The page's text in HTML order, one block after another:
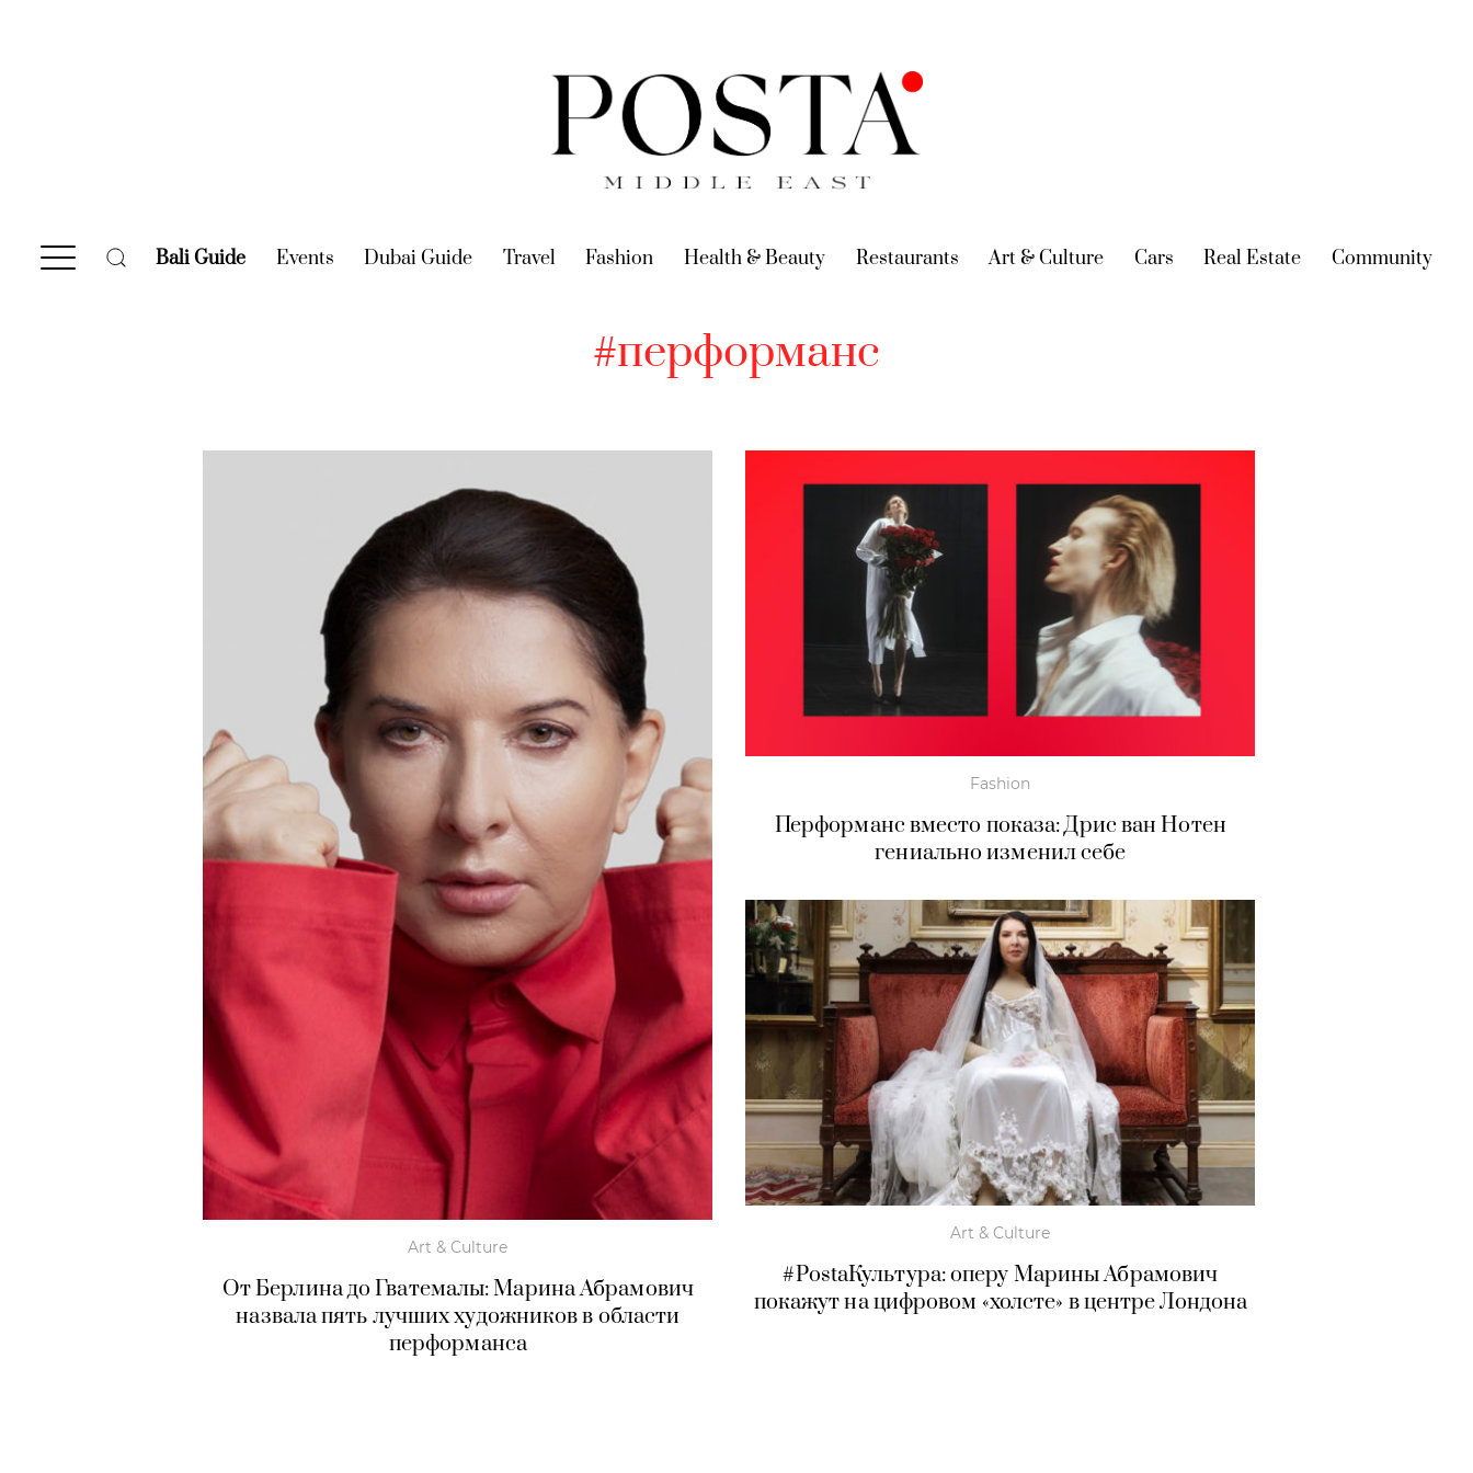
Bali Guide (current)
Events (current)
Dubai Guide (current)
Travel (current)
Fashion (current)
Health & Beauty (current)
Restaurants (current)
Art & Culture (current)
Cars (current)
Real Estate (current)
Community
#перформанс
Art & Culture
От Берлина до Гватемалы: Марина Абрамович
назвала пять лучших художников в области
перформанса
Fashion
Перформанс вместо показа: Дрис ван Нотен
гениально изменил себе
Art & Culture
#PostaКультура: оперу Марины Абрамович
покажут на цифровом «холсте» в центре Лондона